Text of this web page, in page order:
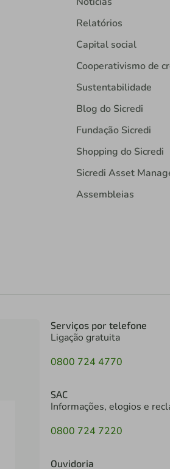
Relatórios
Capital social
Cooperativismo de
Sustentabilidade
Blog do Sicredi
Fundação Sicredi
Shopping do Sicredi
Sicredi Asset
Assembleias
Serviços por telefone
Ligação gratuita
0800 724 4770
SAC
Informações, elogios e
0800 724 7220
Ouvidoria